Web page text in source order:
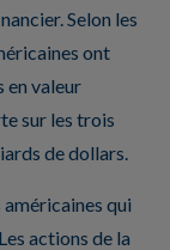
Selon les
ont
en valeur
sur les trois
de dollars.
qui
actions de la